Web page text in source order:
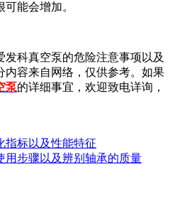
能会增加。
科真空泵的危险注意事项以及
内容来自网络，仅供参考。如果
泵的详细事宜，欢迎致电详询，
指标以及性能特征
用步骤以及辨别轴承的质量